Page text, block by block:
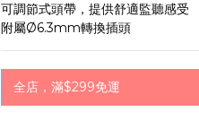
可調節式頭帶，提供舒適監聽感受
附屬Ø6.3mm轉換插頭
全店，滿$299免運